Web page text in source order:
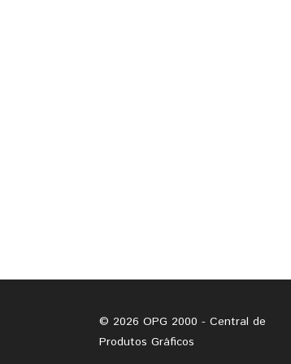
© 2026 OPG 2000 - Central de
Produtos Gráficos